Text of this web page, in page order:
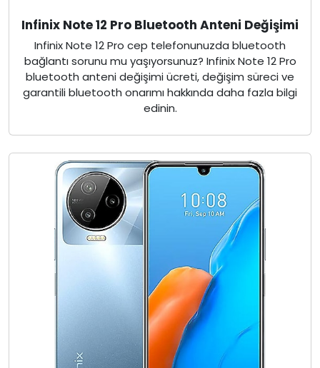
Infinix Note 12 Pro Bluetooth Anteni Değişimi
Infinix Note 12 Pro cep telefonunuzda bluetooth
bağlantı sorunu mu yaşıyorsunuz? Infinix Note 12 Pro
bluetooth anteni değişimi ücreti, değişim süreci ve
garantili bluetooth onarımı hakkında daha fazla bilgi
edinin.